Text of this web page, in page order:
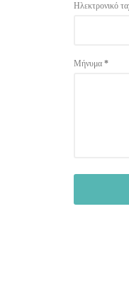
Ηλεκτρονικό
Μήνυμα *